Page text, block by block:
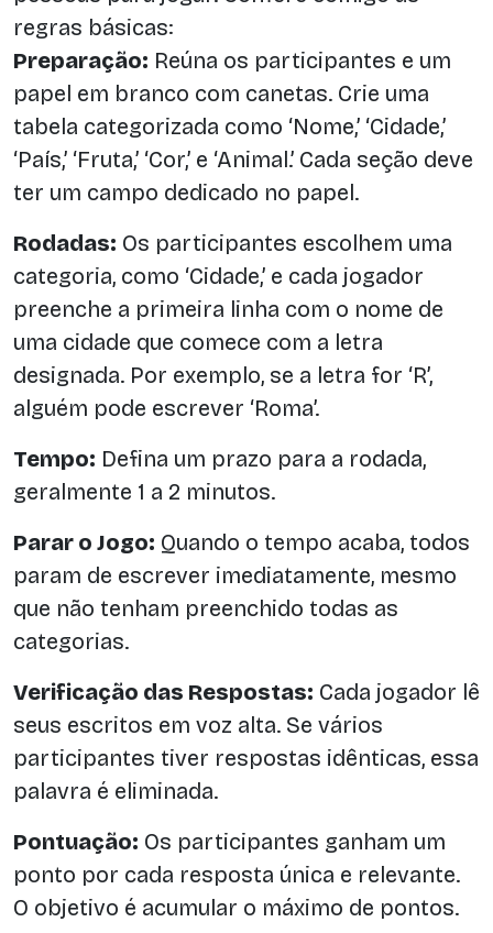
regras básicas:
Preparação: Reúna os participantes e um
papel em branco com canetas. Crie uma
tabela categorizada como ‘Nome,’ ‘Cidade,’
‘País,’ ‘Fruta,’ ‘Cor,’ e ‘Animal.’ Cada seção deve
ter um campo dedicado no papel.
Rodadas: Os participantes escolhem uma
categoria, como ‘Cidade,’ e cada jogador
preenche a primeira linha com o nome de
uma cidade que comece com a letra
designada. Por exemplo, se a letra for ‘R’,
alguém pode escrever ‘Roma’.
Tempo: Defina um prazo para a rodada,
geralmente 1 a 2 minutos.
Parar o Jogo: Quando o tempo acaba, todos
param de escrever imediatamente, mesmo
que não tenham preenchido todas as
categorias.
Verificação das Respostas: Cada jogador lê
seus escritos em voz alta. Se vários
participantes tiver respostas idênticas, essa
palavra é eliminada.
Pontuação: Os participantes ganham um
ponto por cada resposta única e relevante.
O objetivo é acumular o máximo de pontos.